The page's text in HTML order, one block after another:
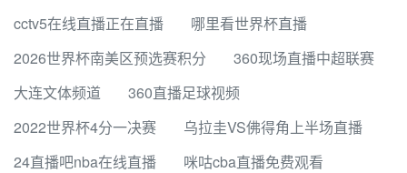
cctv5在线直播正在直播
哪里看世界杯直播
2026世界杯南美区预选赛积分
360现场直播中超联赛
大连文体频道
360直播足球视频
2022世界杯4分一决赛
乌拉圭VS佛得角上半场直播
24直播吧nba在线直播
咪咕cba直播免费观看